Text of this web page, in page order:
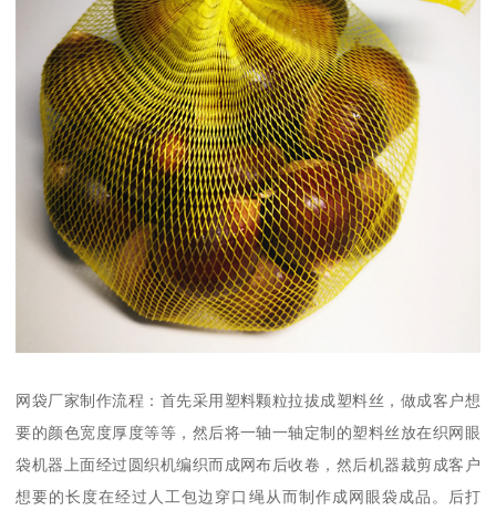
网袋厂家制作流程：首先采用塑料颗粒拉拔成塑料丝，做成客户想
要的颜色宽度厚度等等，然后将一轴一轴定制的塑料丝放在织网眼
袋机器上面经过圆织机编织而成网布后收卷，然后机器裁剪成客户
想要的长度在经过人工包边穿口绳从而制作成网眼袋成品。后打